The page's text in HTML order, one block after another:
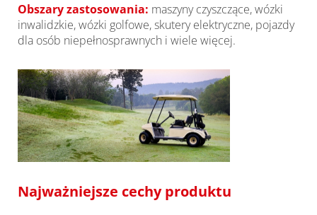
Obszary zastosowania: maszyny czyszczące, wózki
inwalidzkie, wózki golfowe, skutery elektryczne, pojazdy
dla osób niepełnosprawnych i wiele więcej.
Najważniejsze cechy produktu